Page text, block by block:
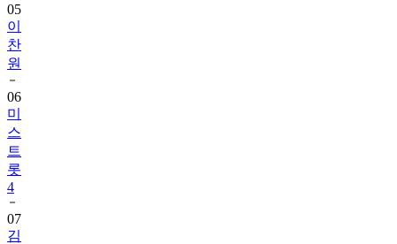
05
이
찬
원
06
미
스
트
롯
4
07
김